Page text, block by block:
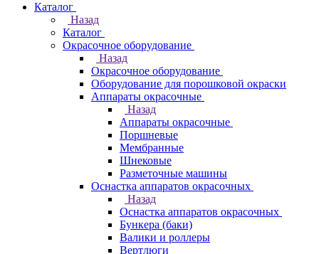
Каталог
Назад
Каталог
Окрасочное оборудование
Назад
Окрасочное оборудование
Оборудование для порошковой окраски
Аппараты окрасочные
Назад
Аппараты окрасочные
Поршневые
Мембранные
Шнековые
Разметочные машины
Оснастка аппаратов окрасочных
Назад
Оснастка аппаратов окрасочных
Бункера (баки)
Валики и роллеры
Вертлюги